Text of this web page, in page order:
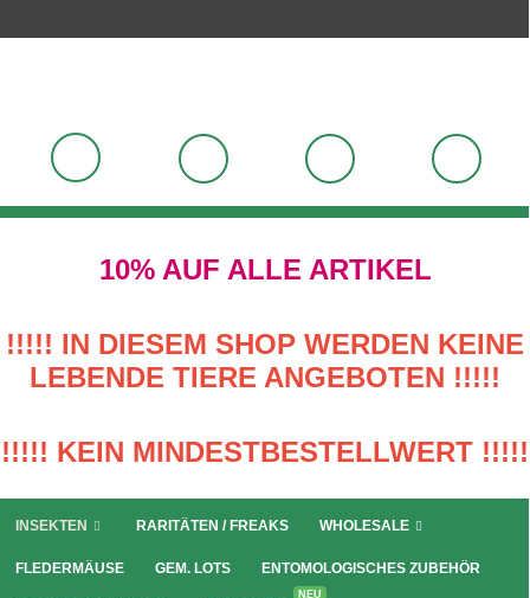
10% AUF ALLE ARTIKEL
!!!!! IN DIESEM SHOP WERDEN KEINE
LEBENDE TIERE ANGEBOTEN !!!!!
!!!!! KEIN MINDESTBESTELLWERT !!!!!
INSEKTEN RARITÄTEN / FREAKS WHOLESALE
FLEDERMÄUSE GEM. LOTS ENTOMOLOGISCHES ZUBEHÖR
NEU